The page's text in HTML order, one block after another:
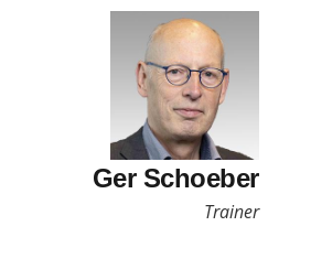
Ger Schoeber
Trainer